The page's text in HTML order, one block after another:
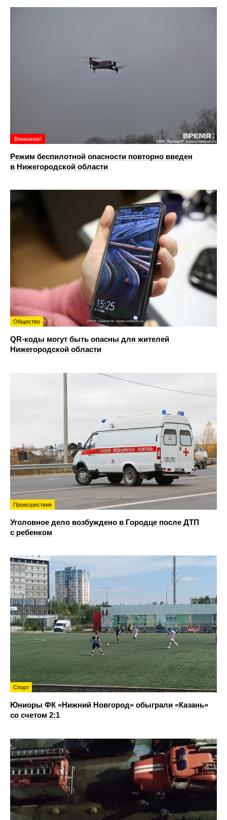
Внимание!
Режим беспилотной опасности повторно введен
в Нижегородской области
Общество
QR-коды могут быть опасны для жителей
Нижегородской области
Происшествия
Уголовное дело возбуждено в Городце после ДТП
с ребенком
Спорт
Юниоры ФК «Нижний Новгород» обыграли «Казань»
со счетом 2:1